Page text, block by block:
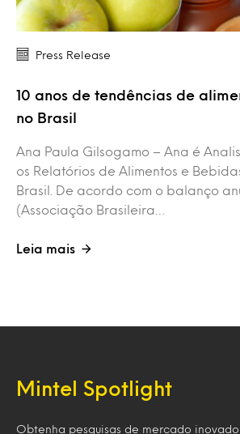
Press Release
10 anos de tendências de
no Brasil
Ana Paula Gilsogamo – Ana é
os Relatórios de Alimentos e
Brasil. De acordo com o balanço
(Associação Brasileira…
Leia mais
Mintel Spotlight
Obtenha pesquisas de mercado